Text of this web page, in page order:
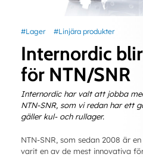
#Lager #Linjära produkter
Internordic
för NTN/SNR
Internordic har valt att jobba
NTN-SNR, som vi redan har ett
gäller kul- och rullager.
NTN-SNR, som sedan 2008 är
varit en av de mest innovativa